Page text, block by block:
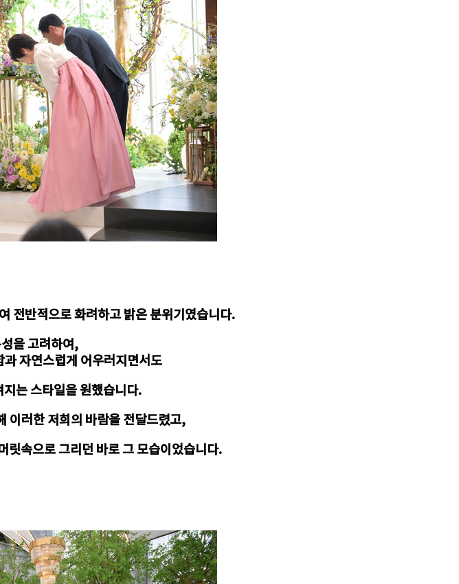
전반적으로 화려하고 밝은 분위기였습니다.
을 고려하여,
자연스럽게 어우러지면서도
는 스타일을 원했습니다.
이러한 저희의 바람을 전달드렸고,
릿속으로 그리던 바로 그 모습이었습니다.